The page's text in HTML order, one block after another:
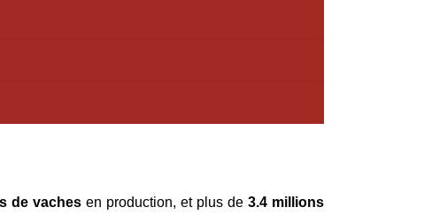
de vachesen production, et plus de 3.4 millions